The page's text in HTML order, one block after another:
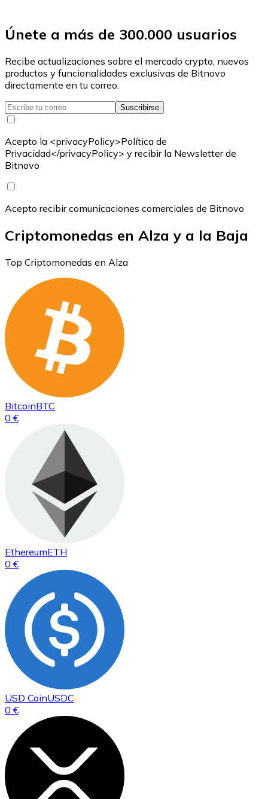
Únete a más de 300.000 usuarios
Recibe actualizaciones sobre el mercado crypto, nuevos
productos y funcionalidades exclusivas de Bitnovo
directamente en tu correo.
Suscribirse
Acepto la <privacyPolicy>Política de
Privacidad</privacyPolicy> y recibir la Newsletter de
Bitnovo
Acepto recibir comunicaciones comerciales de Bitnovo
Criptomonedas en Alza y a la Baja
Top Criptomonedas en Alza
BitcoinBTC
0 €
EthereumETH
0 €
USD CoinUSDC
0 €